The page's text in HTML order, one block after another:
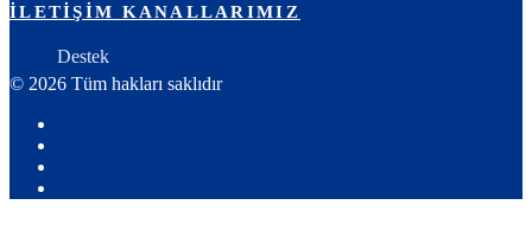
İLETIŞIM KANALLARIMIZ
Destek
© 2026 Tüm hakları saklıdır